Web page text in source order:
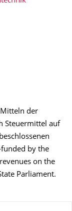
der
Steuermittel auf
by the
on the
Parliament.